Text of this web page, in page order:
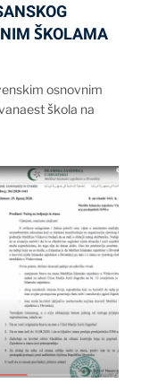
ŠKOLAMA
osnovnim
škola na